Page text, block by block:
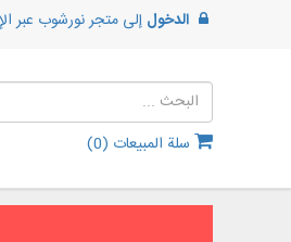
الدخول إلى متجر نورشوب عبر
سلة المبيعات (0
)